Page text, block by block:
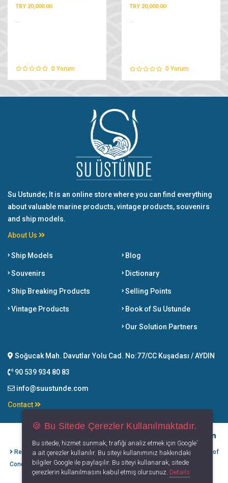
TRY 20,000.00
0 Yorum
TRY 20,000.00
...
0 Yorum
Su Ustunde; It is an online store where you can find everything
about valuable marine products, vintage products, souvenirs
and ship models.
About Us
Ship Models
Souvenirs
Ship Breaking Products
Vintage Products
Blog
Dictionary
Selling Points
Book of Su Ustunde
Our Solution Partners
Soğucak Mah. Davutlar Yolu Cad. No:77/CC Kuşadası / AYDIN
90 539 934 80 83
info@suustunde.com
Contact
Refund Cancellation
Conditions
Protection of
Personal Data
Privacy
Principles
Terms of
Use
🍪 Bu Sitede Çerezler Kullanılmaktadır.
Bu sitede, hizmet sunmak, trafiği analiz etmek için Google´
a ait çerezler kullanılır. Bu siteyi kullanımınız hakkındaki
bilgiler Google ile paylaşılır. Bu siteyi kullanarak, sitede
çerezlerin kullanılmasını kabul etmiş olursunuz. Details